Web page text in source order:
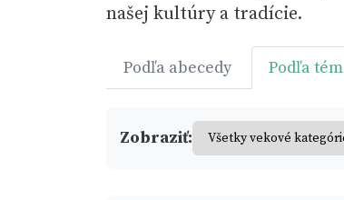
našej kultúry a tradície.
Podľa abecedy Podľa tém
Zobraziť: